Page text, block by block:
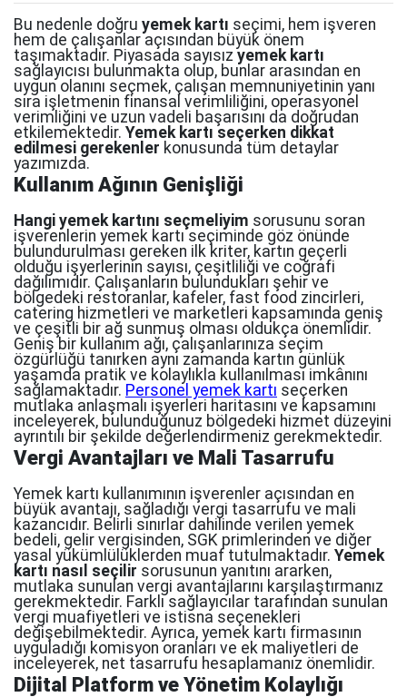
Bu nedenle doğru yemek kartı seçimi, hem işveren
hem de çalışanlar açısından büyük önem
taşımaktadır. Piyasada sayısız yemek kartı
sağlayıcısı bulunmakta olup, bunlar arasından en
uygun olanını seçmek, çalışan memnuniyetinin yanı
sıra işletmenin finansal verimliliğini, operasyonel
verimliğini ve uzun vadeli başarısını da doğrudan
etkilemektedir. Yemek kartı seçerken dikkat
edilmesi gerekenler konusunda tüm detaylar
yazımızda.
Kullanım Ağının Genişliği
Hangi yemek kartını seçmeliyim sorusunu soran
işverenlerin yemek kartı seçiminde göz önünde
bulundurulması gereken ilk kriter, kartın geçerli
olduğu işyerlerinin sayısı, çeşitliliği ve coğrafi
dağılımıdır. Çalışanların bulundukları şehir ve
bölgedeki restoranlar, kafeler, fast food zincirleri,
catering hizmetleri ve marketleri kapsamında geniş
ve çeşitli bir ağ sunmuş olması oldukça önemlidir.
Geniş bir kullanım ağı, çalışanlarınıza seçim
özgürlüğü tanırken aynı zamanda kartın günlük
yaşamda pratik ve kolaylıkla kullanılması imkânını
sağlamaktadır. Personel yemek kartı seçerken
mutlaka anlaşmalı işyerleri haritasını ve kapsamını
inceleyerek, bulunduğunuz bölgedeki hizmet düzeyini
ayrıntılı bir şekilde değerlendirmeniz gerekmektedir.
Vergi Avantajları ve Mali Tasarrufu
Yemek kartı kullanımının işverenler açısından en
büyük avantajı, sağladığı vergi tasarrufu ve mali
kazancıdır. Belirli sınırlar dahilinde verilen yemek
bedeli, gelir vergisinden, SGK primlerinden ve diğer
yasal yükümlülüklerden muaf tutulmaktadır. Yemek
kartı nasıl seçilir sorusunun yanıtını ararken,
mutlaka sunulan vergi avantajlarını karşılaştırmanız
gerekmektedir. Farklı sağlayıcılar tarafından sunulan
vergi muafiyetleri ve istisna seçenekleri
değişebilmektedir. Ayrıca, yemek kartı firmasının
uyguladığı komisyon oranları ve ek maliyetleri de
inceleyerek, net tasarrufu hesaplamanız önemlidir.
Dijital Platform ve Yönetim Kolaylığı